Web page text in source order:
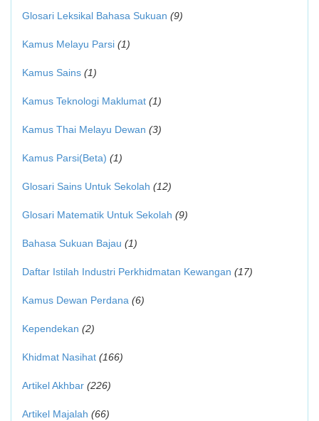
Glosari Leksikal Bahasa Sukuan (9)
Kamus Melayu Parsi (1)
Kamus Sains (1)
Kamus Teknologi Maklumat (1)
Kamus Thai Melayu Dewan (3)
Kamus Parsi(Beta) (1)
Glosari Sains Untuk Sekolah (12)
Glosari Matematik Untuk Sekolah (9)
Bahasa Sukuan Bajau (1)
Daftar Istilah Industri Perkhidmatan Kewangan (17)
Kamus Dewan Perdana (6)
Kependekan (2)
Khidmat Nasihat (166)
Artikel Akhbar (226)
Artikel Majalah (66)